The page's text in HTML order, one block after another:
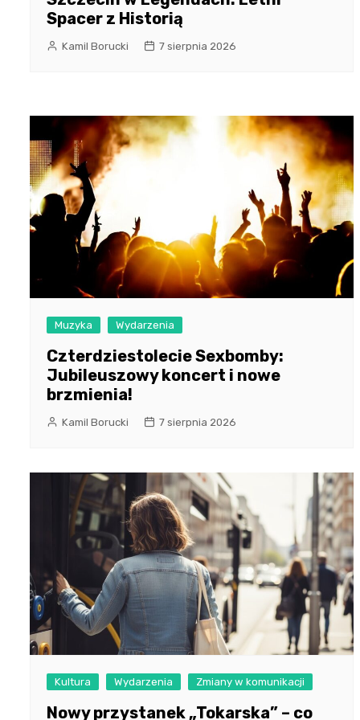
Spacer z Historią
Kamil Borucki 7 sierpnia 2026
Muzyka Wydarzenia
Czterdziestolecie Sexbomby:
Jubileuszowy koncert i nowe
brzmienia!
Kamil Borucki 7 sierpnia 2026
Kultura Wydarzenia Zmiany w komunikacji
Nowy przystanek „Tokarska” – co